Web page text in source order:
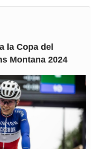
la Copa del
Montana 2024